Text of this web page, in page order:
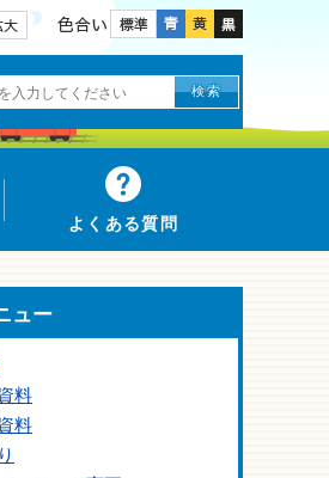
色合い
よくある質問
ュー
料
料